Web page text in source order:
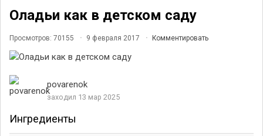
Оладьи как в детском саду
Просмотров: 70155 9 февраля 2017 Комментировать
povarenok
заходил 13 мар 2025
Ингредиенты